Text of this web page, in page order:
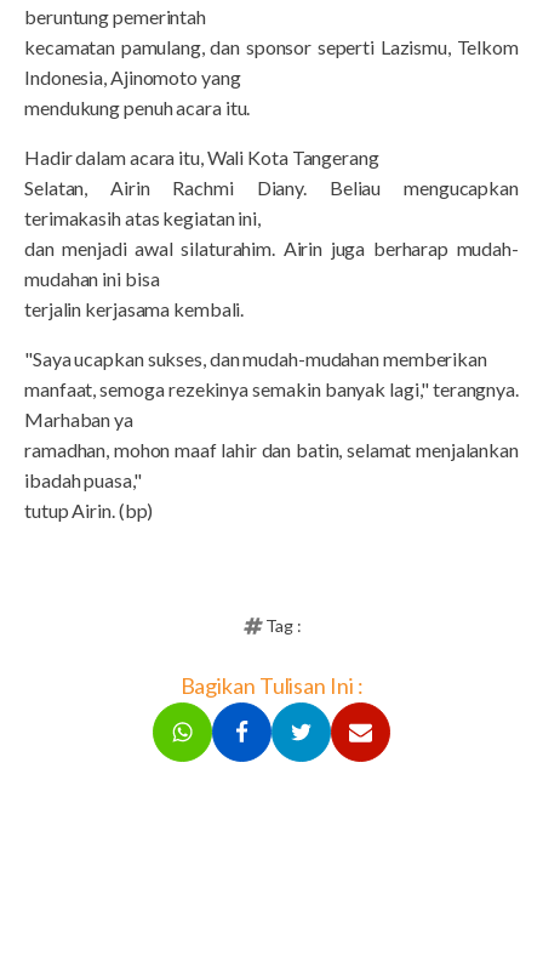
beruntung pemerintah
kecamatan pamulang, dan sponsor seperti Lazismu, Telkom
Indonesia, Ajinomoto yang
mendukung penuh acara itu.
Hadir dalam acara itu, Wali Kota Tangerang
Selatan, Airin Rachmi Diany. Beliau mengucapkan
terimakasih atas kegiatan ini,
dan menjadi awal silaturahim. Airin juga berharap mudah-
mudahan ini bisa
terjalin kerjasama kembali.
"Saya ucapkan sukses, dan mudah-mudahan memberikan
manfaat, semoga rezekinya semakin banyak lagi," terangnya.
Marhaban ya
ramadhan, mohon maaf lahir dan batin, selamat menjalankan
ibadah puasa,"
tutup Airin. (bp)
Tag :
Bagikan Tulisan Ini :